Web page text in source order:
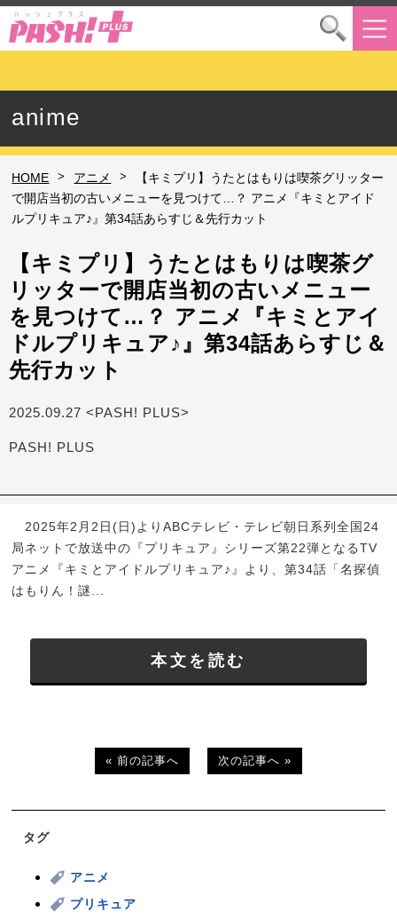
anime
HOME > アニメ >
【キミプリ】うたとはもりは喫茶グリッター
で開店当初の古いメニューを見つけて…？ アニメ『キミとアイド
ルプリキュア♪』第34話あらすじ＆先行カット
【キミプリ】うたとはもりは喫茶グ
リッターで開店当初の古いメニュー
を見つけて…？ アニメ『キミとアイ
ドルプリキュア♪』第34話あらすじ＆
先行カット
2025.09.27 <PASH! PLUS>
PASH! PLUS
2025年2月2日(日)よりABCテレビ・テレビ朝日系列全国24
局ネットで放送中の『プリキュア』シリーズ第22弾となるTV
アニメ『キミとアイドルプリキュア♪』より、第34話「名探偵
はもりん！謎...
本文を読む
« 前の記事へ 次の記事へ »
タグ
アニメ
プリキュア